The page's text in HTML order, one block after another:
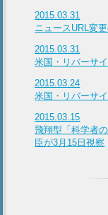
2015.03.31
ニュースURL変
2015.03.31
米国・リバーサ
2015.03.24
米国・リバーサ
2015.03.15
飛翔型「科学者
臣が3月15日視察